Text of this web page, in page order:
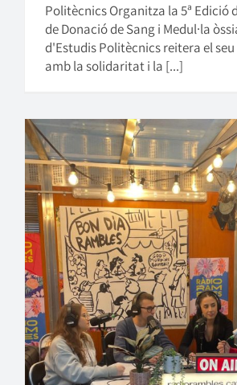
Politècnics Organitza la 5ª Edició
de Donació de Sang i Medul·la
d'Estudis Politècnics reitera el
amb la solidaritat i la [...]